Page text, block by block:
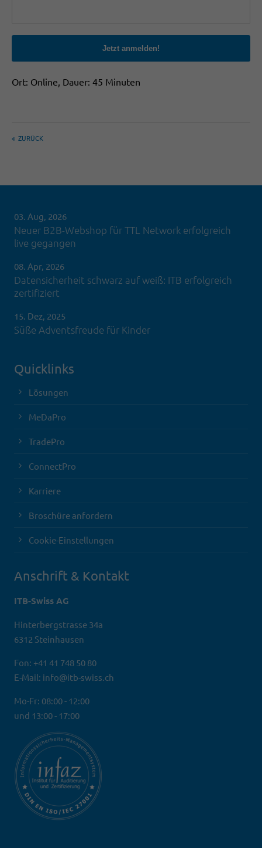
Jetzt anmelden!
Ort: Online, Dauer: 45 Minuten
ZURÜCK
03. Aug, 2026
Neuer B2B-Webshop für TTL Network erfolgreich
live gegangen
08. Apr, 2026
Datensicherheit schwarz auf weiß: ITB erfolgreich
zertifiziert
15. Dez, 2025
Süße Adventsfreude für Kinder
Quicklinks
Lösungen
MeDaPro
TradePro
ConnectPro
Karriere
Broschüre anfordern
Cookie-Einstellungen
Anschrift & Kontakt
ITB-Swiss AG
Hinterbergstrasse 34a
6312 Steinhausen
Fon: +41 41 748 50 80
E-Mail: info@itb-swiss.ch
Mo-Fr: 08:00 - 12:00
und 13:00 - 17:00